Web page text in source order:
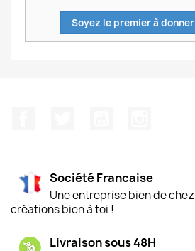
Soyez le premier à
Société Francaise
Une entreprise bien de
créations bien à toi !
Livraison sous 48H